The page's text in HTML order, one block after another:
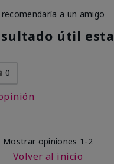
recomendaría a un amigo
útil esta
0
Mostrar opiniones 1-2
Volver al inicio